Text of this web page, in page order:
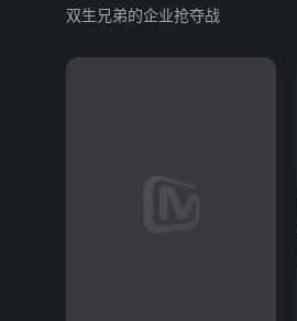
双生兄弟的企业抢夺战